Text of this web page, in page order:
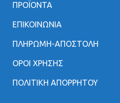
ΠΡΟΪΟΝΤΑ
ΕΠΙΚΟΙΝΩΝΙΑ
ΠΛΗΡΩΜΗ-ΑΠΟΣΤΟΛΗ
ΟΡΟΙ ΧΡΗΣΗΣ
ΠΟΛΙΤΙΚΗ ΑΠΟΡΡΗΤΟΥ